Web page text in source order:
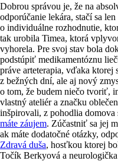
Dobrou správou je, že na
odporúčanie lekára, stačí sa
o individuálne rozhodnutie,
tak urobila Timea, ktorá
vyhorela. Pre svoj stav bola
podstúpiť medikamentóznu
práve arteterapia, vďaka ktorej
z bežných dní, ale aj nový
o tom, že budem niečo tvoriť,
vlastný ateliér a značku
inšpirovali, z pohodlia domova
máte záujem. Zúčastniť sa jej
ak máte dodatočné otázky,
Zdravá duša, hosťkou ktorej
Točík Berkyová a